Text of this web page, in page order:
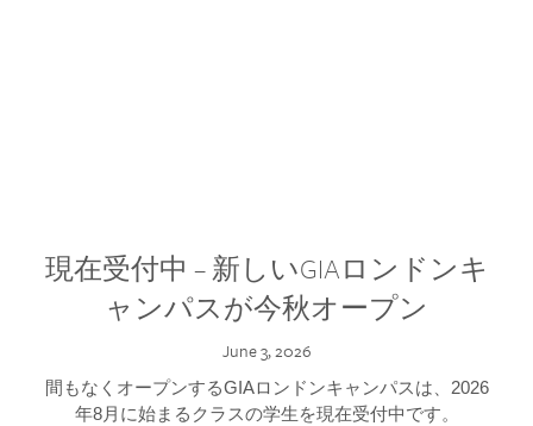
現在受付中 – 新しいGIAロンドンキ
ャンパスが今秋オープン
June 3, 2026
間もなくオープンするGIAロンドンキャンパスは、2026
年8月に始まるクラスの学生を現在受付中です。